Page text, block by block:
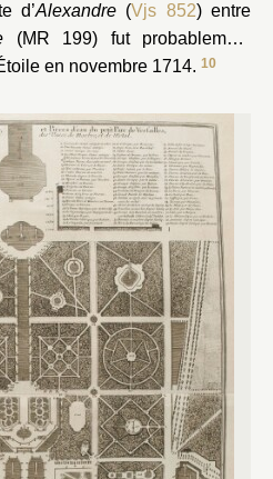
d’Alexandre(Vjs 852) entre
(MR 199) fut probablement
en novembre 1714. 10